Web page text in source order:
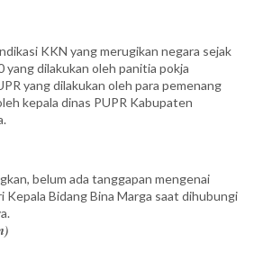
KKN yang merugikan negara sejak
dilakukan oleh panitia pokja
yang dilakukan oleh para pemenang
kepala dinas PUPR Kabupaten
belum ada tanggapan mengenai
Kepala Bidang Bina Marga saat dihubungi